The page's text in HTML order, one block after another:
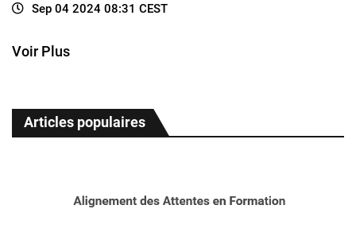
Sep 04 2024 08:31 CEST
Voir Plus
Articles populaires